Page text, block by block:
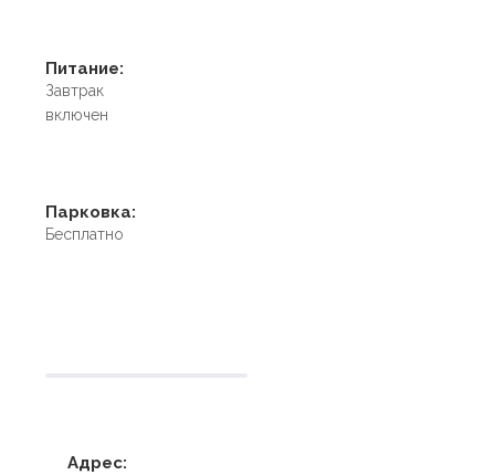
Питание:
Завтрак
включен
Парковка:
Бесплатно
Адрес: